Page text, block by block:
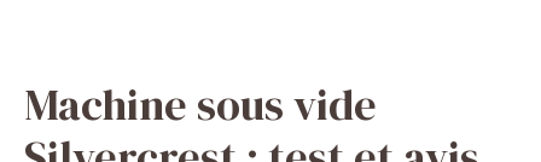
Machine sous vide